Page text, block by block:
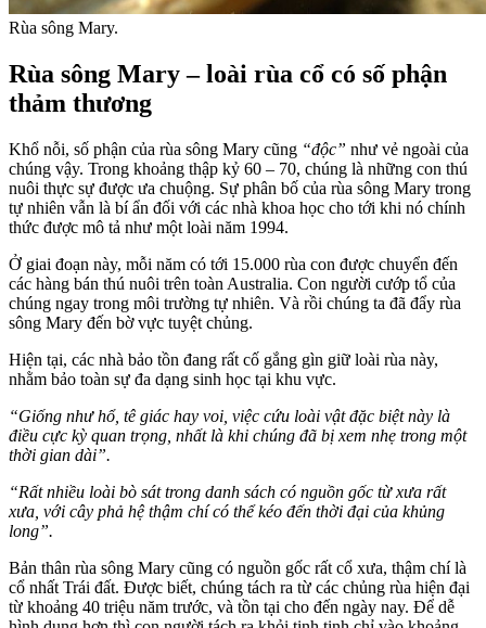
Rùa sông Mary.
Rùa sông Mary – loài rùa cổ có số phận
thảm thương
Khổ nỗi, số phận của rùa sông Mary cũng “độc” như vẻ ngoài của
chúng vậy. Trong khoảng thập kỷ 60 – 70, chúng là những con thú
nuôi thực sự được ưa chuộng. Sự phân bố của rùa sông Mary trong
tự nhiên vẫn là bí ẩn đối với các nhà khoa học cho tới khi nó chính
thức được mô tả như một loài năm 1994.
Ở giai đoạn này, mỗi năm có tới 15.000 rùa con được chuyển đến
các hàng bán thú nuôi trên toàn Australia. Con người cướp tổ của
chúng ngay trong môi trường tự nhiên. Và rồi chúng ta đã đẩy rùa
sông Mary đến bờ vực tuyệt chủng.
Hiện tại, các nhà bảo tồn đang rất cố gắng gìn giữ loài rùa này,
nhằm bảo toàn sự đa dạng sinh học tại khu vực.
“Giống như hổ, tê giác hay voi, việc cứu loài vật đặc biệt này là
điều cực kỳ quan trọng, nhất là khi chúng đã bị xem nhẹ trong một
thời gian dài”.
“Rất nhiều loài bò sát trong danh sách có nguồn gốc từ xưa rất
xưa, với cây phả hệ thậm chí có thể kéo đến thời đại của khủng
long”.
Bản thân rùa sông Mary cũng có nguồn gốc rất cổ xưa, thậm chí là
cổ nhất Trái đất. Được biết, chúng tách ra từ các chủng rùa hiện đại
từ khoảng 40 triệu năm trước, và tồn tại cho đến ngày nay. Để dễ